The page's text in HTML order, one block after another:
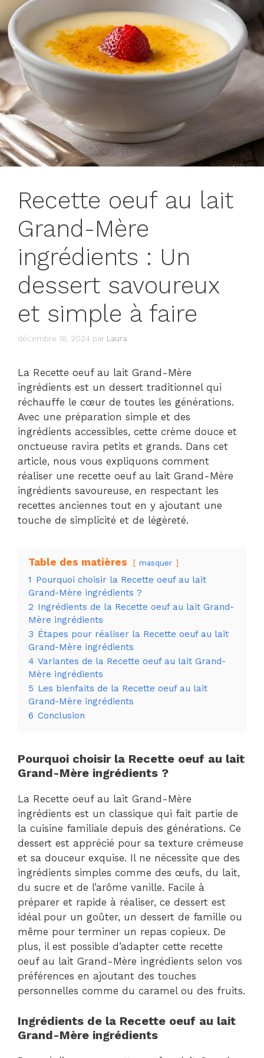
Recette oeuf au lait
Grand-Mère
ingrédients : Un
dessert savoureux
et simple à faire
décembre 16, 2024 par Laura
La Recette oeuf au lait Grand-Mère
ingrédients est un dessert traditionnel qui
réchauffe le cœur de toutes les générations.
Avec une préparation simple et des
ingrédients accessibles, cette crème douce et
onctueuse ravira petits et grands. Dans cet
article, nous vous expliquons comment
réaliser une recette oeuf au lait Grand-Mère
ingrédients savoureuse, en respectant les
recettes anciennes tout en y ajoutant une
touche de simplicité et de légèreté.
Table des matières masquer
1 Pourquoi choisir la Recette oeuf au lait
Grand-Mère ingrédients ?
2 Ingrédients de la Recette oeuf au lait Grand-
Mère ingrédients
3 Étapes pour réaliser la Recette oeuf au lait
Grand-Mère ingrédients
4 Variantes de la Recette oeuf au lait Grand-
Mère ingrédients
5 Les bienfaits de la Recette oeuf au lait
Grand-Mère ingrédients
6 Conclusion
Pourquoi choisir la Recette oeuf au lait
Grand-Mère ingrédients ?
La Recette oeuf au lait Grand-Mère
ingrédients est un classique qui fait partie de
la cuisine familiale depuis des générations. Ce
dessert est apprécié pour sa texture crémeuse
et sa douceur exquise. Il ne nécessite que des
ingrédients simples comme des œufs, du lait,
du sucre et de l’arôme vanille. Facile à
préparer et rapide à réaliser, ce dessert est
idéal pour un goûter, un dessert de famille ou
même pour terminer un repas copieux. De
plus, il est possible d’adapter cette recette
oeuf au lait Grand-Mère ingrédients selon vos
préférences en ajoutant des touches
personnelles comme du caramel ou des fruits.
Ingrédients de la Recette oeuf au lait
Grand-Mère ingrédients